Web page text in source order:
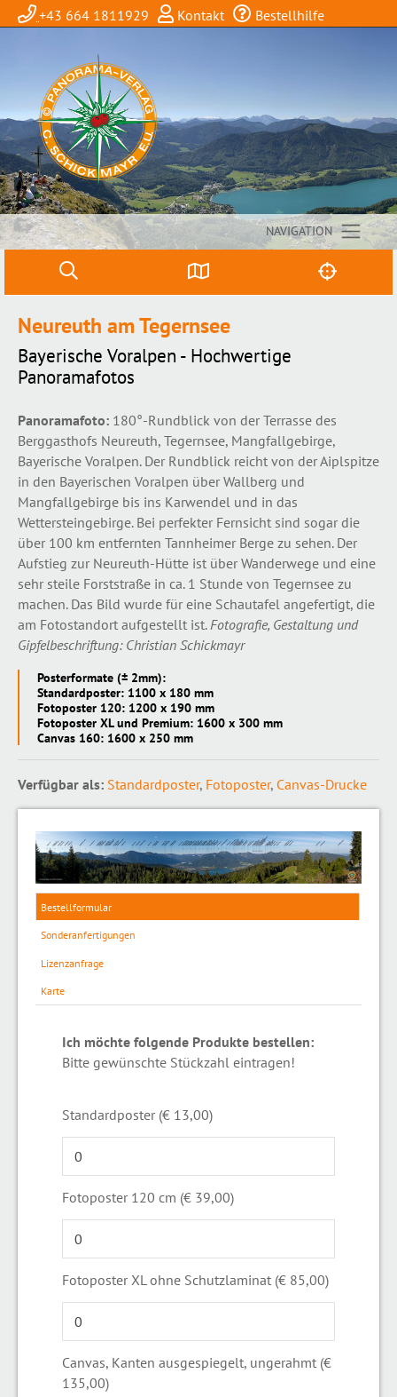
+43 664 1811929 Kontakt Bestellhilfe
NAVIGATION
Neureuth am Tegernsee
Bayerische Voralpen - Hochwertige
Panoramafotos
Panoramafoto: 180°-Rundblick von der Terrasse des
Berggasthofs Neureuth, Tegernsee, Mangfallgebirge,
Bayerische Voralpen. Der Rundblick reicht von der Aiplspitze
in den Bayerischen Voralpen über Wallberg und
Mangfallgebirge bis ins Karwendel und in das
Wettersteingebirge. Bei perfekter Fernsicht sind sogar die
über 100 km entfernten Tannheimer Berge zu sehen. Der
Aufstieg zur Neureuth-Hütte ist über Wanderwege und eine
sehr steile Forststraße in ca. 1 Stunde von Tegernsee zu
machen. Das Bild wurde für eine Schautafel angefertigt, die
am Fotostandort aufgestellt ist.Fotografie, Gestaltung und
Gipfelbeschriftung: Christian Schickmayr
Posterformate (± 2mm):
Standardposter: 1100 x 180 mm
Fotoposter 120: 1200 x 190 mm
Fotoposter XL und Premium: 1600 x 300 mm
Canvas 160: 1600 x 250 mm
Verfügbar als: Standardposter, Fotoposter, Canvas-Drucke
Bestellformular
Sonderanfertigungen
Lizenzanfrage
Karte
Ich möchte folgende Produkte bestellen:
Bitte gewünschte Stückzahl eintragen!
Standardposter (€ 13,00)
Fotoposter 120 cm (€ 39,00)
Fotoposter XL ohne Schutzlaminat (€ 85,00)
Canvas, Kanten ausgespiegelt, ungerahmt (€
135,00)